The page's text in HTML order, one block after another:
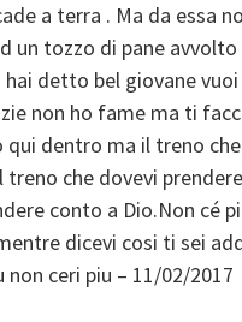
a terra . Ma da essa
un tozzo di pane
detto bel giovane
non ho fame ma ti
dentro ma il treno
treno che dovevi
conto a Dio.Non cé
dicevi cosi ti sei
ceri piu – 11/02/2017